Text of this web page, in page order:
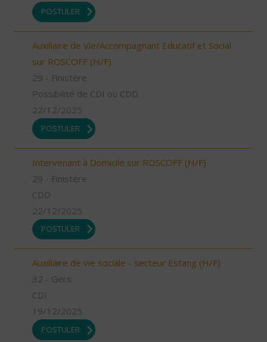
POSTULER
Auxiliaire de Vie/Accompagnant Educatif et Social
sur ROSCOFF (H/F)
29 - Finistère
Possibilité de CDI ou CDD
22/12/2025
POSTULER
Intervenant à Domicile sur ROSCOFF (H/F)
29 - Finistère
CDD
22/12/2025
POSTULER
Auxiliaire de vie sociale - secteur Estang (H/F)
32 - Gers
CDI
19/12/2025
POSTULER